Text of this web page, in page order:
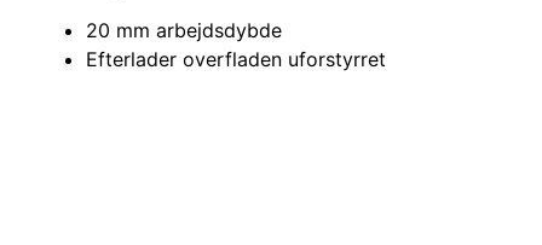
20 mm arbejdsdybde
Efterlader overfladen uforstyrret